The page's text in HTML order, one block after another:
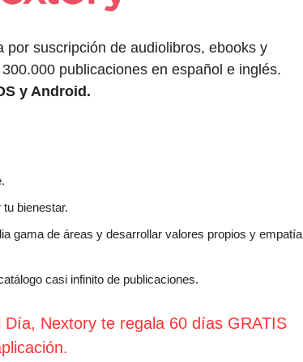
por suscripción de audiolibros, ebooks y
publicaciones en español e inglés.
y Android.
bienestar.
gama de áreas y desarrollar valores propios y empatía
casi infinito de publicaciones.
Nextory te regala 60 días GRATIS